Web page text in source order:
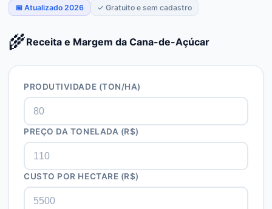
📅 Atualizado 2026 ✓ Gratuito e sem cadastro
🌾Receita e Margem da Cana-de-Açúcar
PRODUTIVIDADE (TON/HA)
PREÇO DA TONELADA (R$)
CUSTO POR HECTARE (R$)